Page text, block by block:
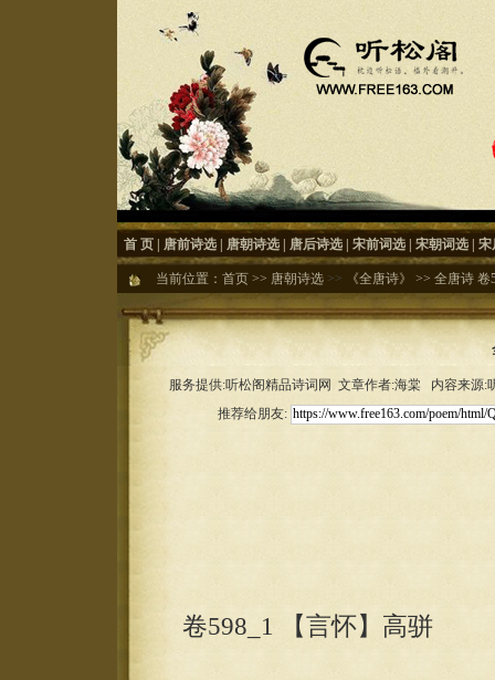
首 页 唐前诗选 唐朝诗选 唐后诗选 宋前词选 宋朝词选 宋
当前位置： 首页 >> 唐朝诗选 >> 《全唐诗》 >> 全唐诗 卷
服务提供:听松阁精品诗词网 文章作者:海棠 内容来源
推荐给朋友:
卷598_1 【言怀】高骈